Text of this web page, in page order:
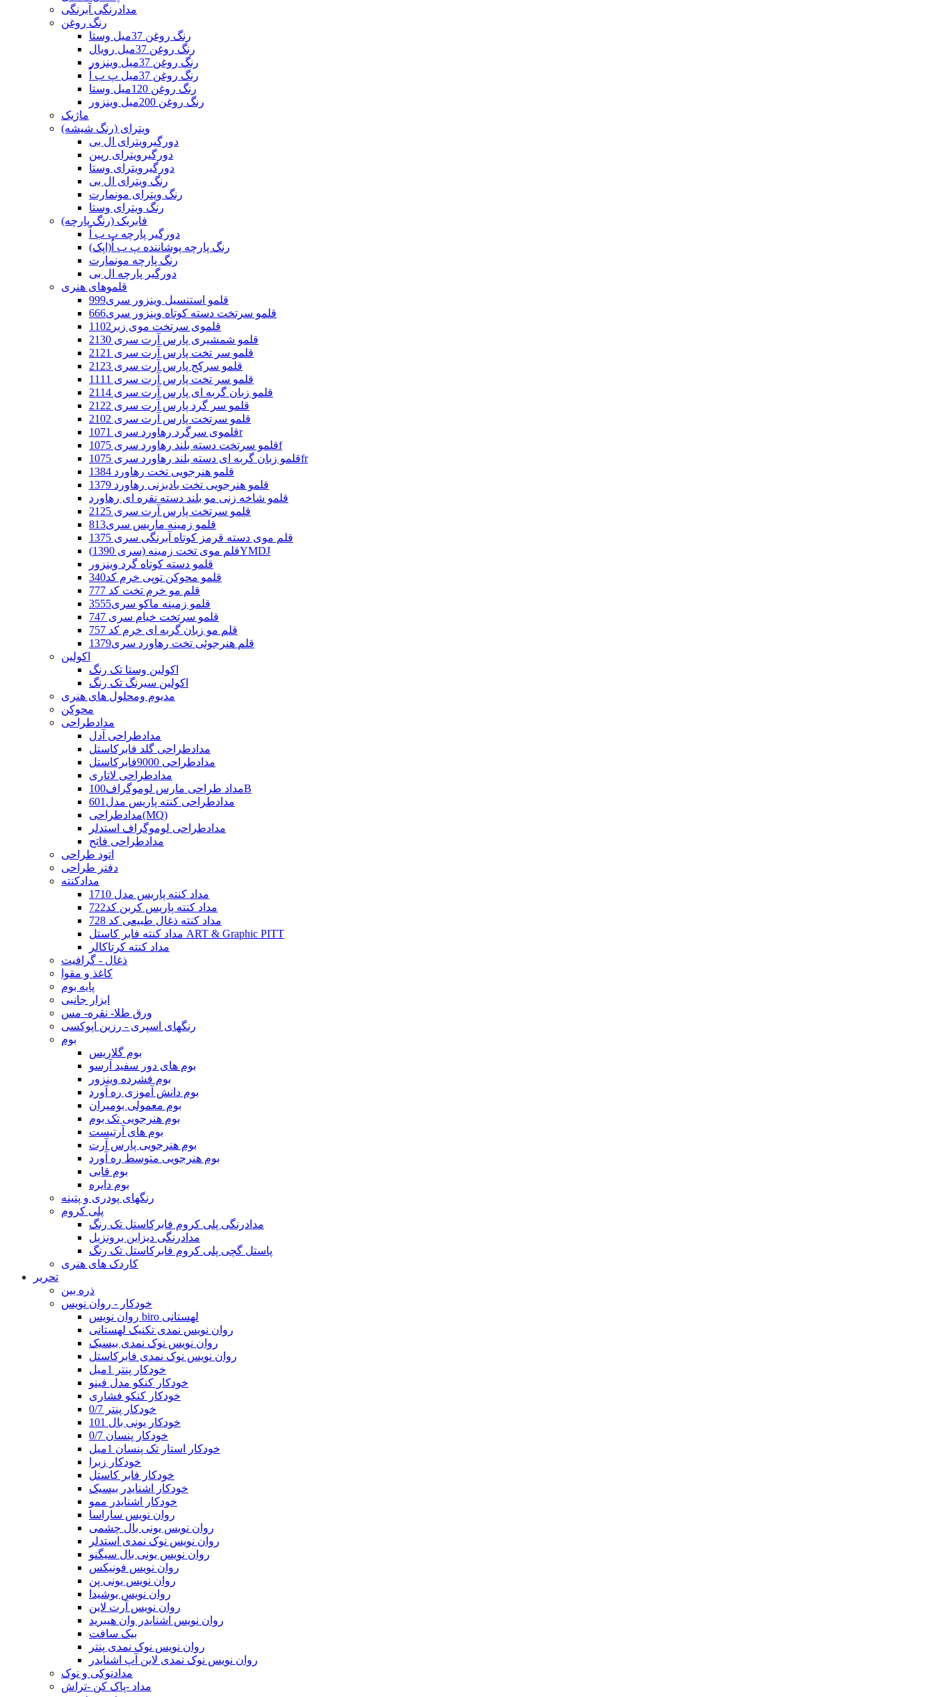
مدادرنگی آبرنگی
رنگ روغن
رنگ روغن 37میل وستا
رنگ روغن 37میل رویال
رنگ روغن 37میل وینزور
رنگ روغن 37میل پ ب اُ
رنگ روغن 120میل وستا
رنگ روغن 200میل وینزور
ماژیک
ویترای (رنگ شیشه)
دورگیرویترای ال بی
دورگیرویترای رپین
دورگیرویترای وستا
رنگ ویترای ال بی
رنگ ویترای مونمارت
رنگ ویترای وستا
فابریک (رنگ پارچه)
دورگیر پارچه پ ب اُ
رنگ پارچه پوشاننده پ ب اُ(اپک)
رنگ پارچه مونمارت
دورگیر پارچه ال بی
قلموهای هنری
قلمو استنسیل وینزور سری999
قلمو سرتخت دسته کوتاه وینزور سری666
قلموی سرتخت موی زبر1102
قلمو شمشیری پارس آرت سری 2130
قلمو سر تخت پارس آرت سری 2121
قلمو سرکج پارس آرت سری 2123
قلمو سر تخت پارس آرت سری 1111
قلمو زبان گربه ای پارس آرت سری 2114
قلمو سر گرد پارس آرت سری 2122
قلمو سرتخت پارس آرت سری 2102
قلموی سرگرد رهاورد سری 1071r
قلمو سرتخت دسته بلند رهاورد سری 1075f
قلمو زبان گربه ای دسته بلند رهاورد سری 1075fr
قلمو هنرجویی تخت رهاورد 1384
قلمو هنرجویی تخت بادبزنی رهاورد 1379
قلمو شاخه زنی مو بلند دسته نقره ای رهاورد
قلمو سرتخت پارس آرت سری 2125
قلمو زمینه ماریس سری813
قلم موی دسته قرمز کوتاه آبرنگی سری 1375
قلم موی تخت زمینه (سری 1390)YMDJ
قلمو دسته کوتاه گرد وینزور
قلمو محوکن توپی خرم کد340
قلم مو خرم تخت کد 777
قلمو زمینه ماکو سری3555
قلمو سرتخت خیام سری 747
قلم مو زبان گربه ای خرم کد 757
قلم هنرجوئی تخت رهاورد سری1379
اکولین
اکولین وستا تک رنگ
اکولین سیرنگ تک رنگ
مدیوم ومحلول های هنری
محوکن
مدادطراحی
مدادطراحی آدل
مدادطراحی گلد فابرکاستل
مدادطراحی 9000فابرکاستل
مدادطراحی لاتاری
مداد طراحی مارس لوموگراف100B
مدادطراحی کنته پاریس مدل601
مدادطراحی(MQ)
مدادطراحی لوموگراف استدلر
مدادطراحی فاتح
اتود طراحی
دفتر طراحی
مدادکنته
مداد کنته پاریس مدل 1710
مداد کنته پاریس کربن کد722
مداد کنته ذغال طبیعی کد 728
مداد کنته فابر کاستل ART & Graphic PITT
مداد کنته کرتاکالر
ذغال - گرافیت
کاغذ و مقوا
پایه بوم
ابزار جانبی
ورق طلا- نقره- مس
رنگهای اسپری - رزین اپوکسی
بوم
بوم گلاریس
بوم های دور سفید آرسو
بوم فشرده وینزور
بوم دانش آموزی ره آورد
بوم معمولی بومیران
بوم هنرجویی تک بوم
بوم های آرتیست
بوم هنرجویی پارس آرت
بوم هنرجویی متوسط ره آورد
بوم قابی
بوم دایره
رنگهای پودری و پتینه
پلی کروم
مدادرنگی پلی کروم فابرکاستل تک رنگ
مدادرنگی دیزاین برونزیل
پاستل گچی پلی کروم فابرکاستل تک رنگ
کاردک های هنری
تحریر
ذره بین
خودکار - روان نویس
روان نویس biro لهستانی
روان نویس نمدی تکنیک لهستانی
روان نویس نوک نمدی بیسیک
روان نویس نوک نمدی فابرکاستل
خودکار پنتر 1میل
خودکار کنکو مدل فینو
خودکار کنکو فشاری
خودکار پنتر 0/7
خودکار یونی بال 101
خودکار پنسان 0/7
خودکار استار تک پنسان 1میل
خودکار زبرا
خودکار فابر کاستل
خودکار اشنایدر بیسیک
خودکار اشنایدر ممو
روان نویس ساراسا
روان نویس یونی بال چشمی
روان نویس نوک نمدی استدلر
روان نویس یونی بال سیگنو
روان نویس فونیکس
روان نویس یونی پن
روان نویس یوشیدا
روان نویس آرت لاین
روان نویس اشنایدر وان هیبرید
بیک سافت
روان نویس نوک نمدی پنتر
روان نویس نوک نمدی لاین آپ اشنایدر
مدادنوکی و نوک
مداد -پاک کن -تراش